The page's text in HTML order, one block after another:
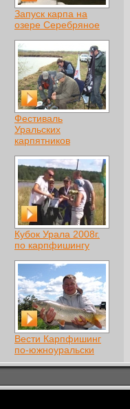
Запуск карпа на
озере Серебряное
Фестиваль
Уральских
карпятников
Кубок Урала 2008г.
по карпфишингу
Вести Карпфишинг
по-южноуральски